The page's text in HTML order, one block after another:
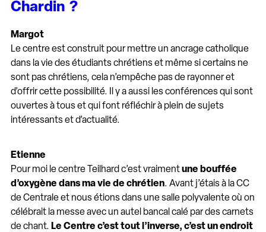
Chardin ?
Margot
Le centre est construit pour mettre un ancrage catholique
dans la vie des étudiants chrétiens et même si certains ne
sont pas chrétiens, cela n’empêche pas de rayonner et
d’offrir cette possibilité. Il y a aussi les conférences qui sont
ouvertes à tous et qui font réfléchir à plein de sujets
intéressants et d’actualité.
Etienne
Pour moi le centre Teilhard c’est vraimentune bouffée
d’oxygène dans ma vie de chrétien. Avant j’étais à la CC
de Centrale et nous étions dans une salle polyvalente où on
célébrait la messe avec un autel bancal calé par des carnets
de chant. Le Centre c’est tout l’inverse, c’est un endroit